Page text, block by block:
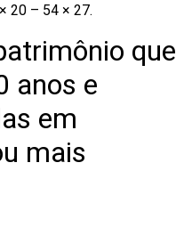
20 – 54 × 27.
que
anos e
em
mais